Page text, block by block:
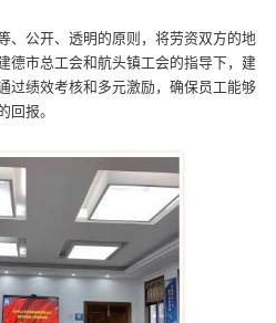
、公开、透明的原则 ，将劳资双方的地
德市总工会和航头镇工会的指导下，建
过绩效考核和多元激励，确保员工能够
回报。